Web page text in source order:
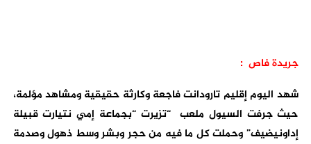
جريدة فاص :
شهد اليوم إقليم تارودانت فاجعة وكارثة حقيقية ومشاهد مؤلمة،
حيث جرفت السيول ملعب “تزيرت “بجماعة إمي نتيارت قبيلة
إداونيضيف” وحملت كل ما فيه من حجر وبشر وسط ذهول وصدمة